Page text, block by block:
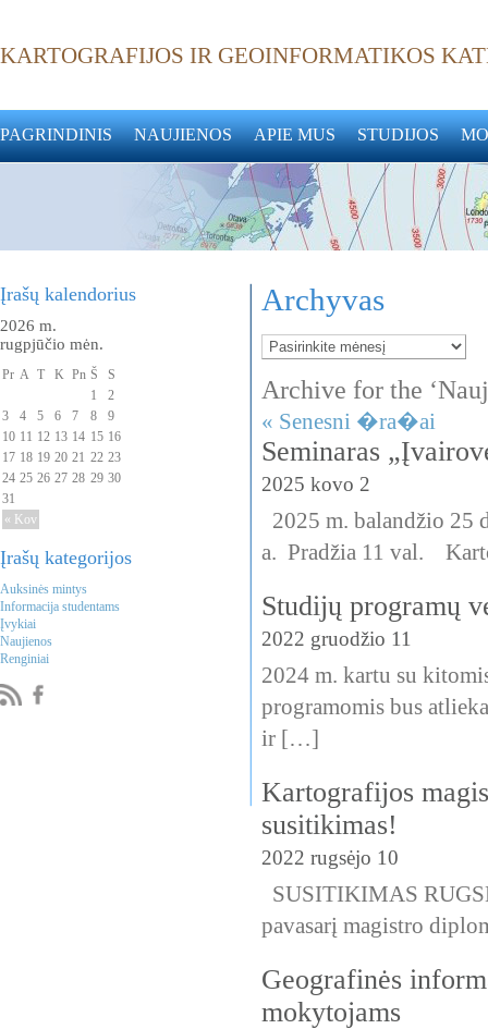
KARTOGRAFIJOS IR GEOINFORMATIKOS
PAGRINDINIS NAUJIENOS APIE MUS STUDIJOS
Įrašų kalendorius
2026 m.
rugpjūčio mėn.
Pr A T K Pn Š S
« Kov
1
2
3
4 5 6 7 8
9
10 11 12 13 14 15 16
17 18 19 20 21 22 23
24 25 26 27 28 29 30
31
Įrašų kategorijos
Auksinės mintys
Informacija studentams
Įvykiai
Naujienos
Renginiai
Archyvas
Archive for the
« Senesni �ra�ai
Seminaras
2025 kovo 2
2025 m. balandžio 25
a. Pradžia 11 val.
Studijų programų
2022 gruodžio 11
2024 m. kartu su
programomis bus
ir […]
Kartografijos
susitikimas!
2022 rugsėjo 10
SUSITIKIMAS
pavasarį magistro
Geografinės
mokytojams